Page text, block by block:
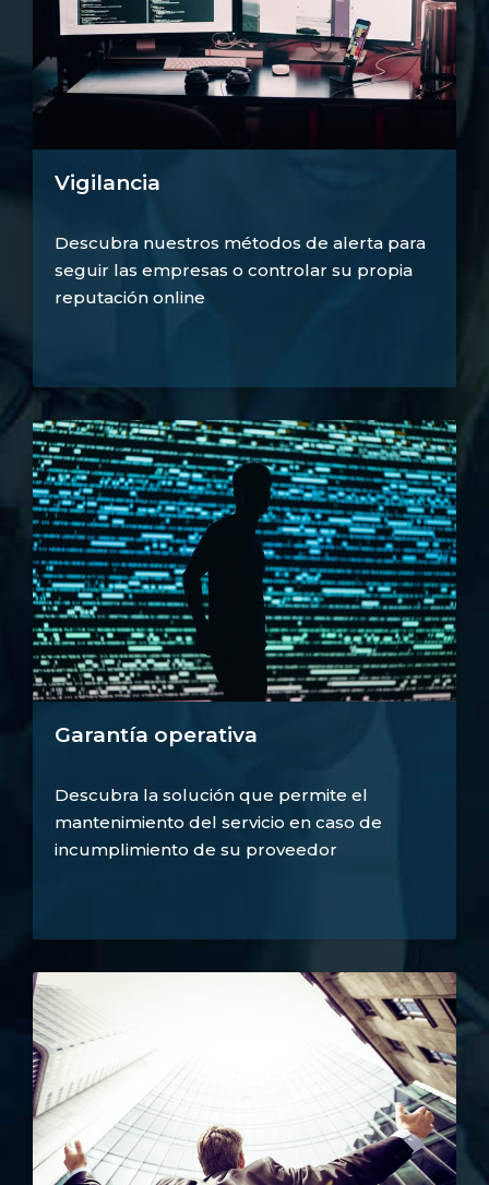
Vigilancia
Descubra nuestros métodos de alerta para
seguir las empresas o controlar su propia
reputación online
Garantía operativa
Descubra la solución que permite el
mantenimiento del servicio en caso de
incumplimiento de su proveedor